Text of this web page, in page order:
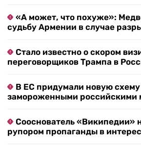
«А может, что похуже»:
судьбу Армении в случае
Стало известно о скором
переговорщиков Трампа в
В ЕС придумали новую схему
замороженными российскими
Сооснователь «Википедии»
рупором пропаганды в